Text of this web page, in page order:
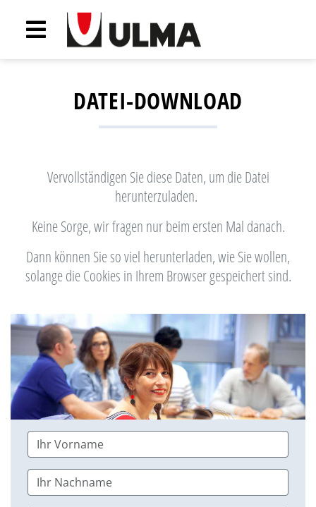
DATEI-DOWNLOAD
Vervollständigen Sie diese Daten, um die Datei
herunterzuladen.
Keine Sorge, wir fragen nur beim ersten Mal danach.
Dann können Sie so viel herunterladen, wie Sie wollen,
solange die Cookies in Ihrem Browser gespeichert sind.